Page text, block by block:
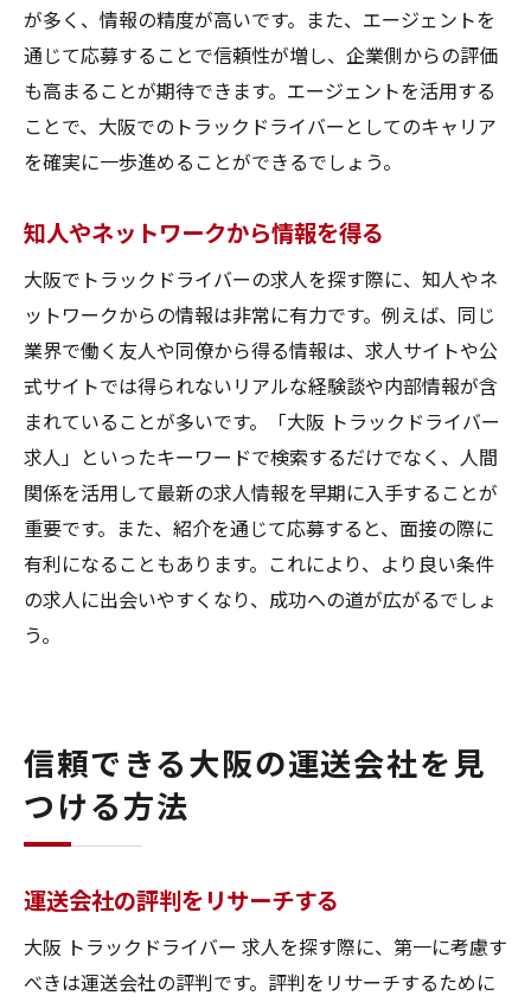
が多く、情報の精度が高いです。また、エージェントを
通じて応募することで信頼性が増し、企業側からの評価
も高まることが期待できます。エージェントを活用する
ことで、大阪でのトラックドライバーとしてのキャリア
を確実に一歩進めることができるでしょう。
知人やネットワークから情報を得る
大阪でトラックドライバーの求人を探す際に、知人やネ
ットワークからの情報は非常に有力です。例えば、同じ
業界で働く友人や同僚から得る情報は、求人サイトや公
式サイトでは得られないリアルな経験談や内部情報が含
まれていることが多いです。「大阪 トラックドライバー
求人」といったキーワードで検索するだけでなく、人間
関係を活用して最新の求人情報を早期に入手することが
重要です。また、紹介を通じて応募すると、面接の際に
有利になることもあります。これにより、より良い条件
の求人に出会いやすくなり、成功への道が広がるでしょ
う。
信頼できる大阪の運送会社を見
つける方法
運送会社の評判をリサーチする
大阪 トラックドライバー 求人を探す際に、第一に考慮す
べきは運送会社の評判です。評判をリサーチするために